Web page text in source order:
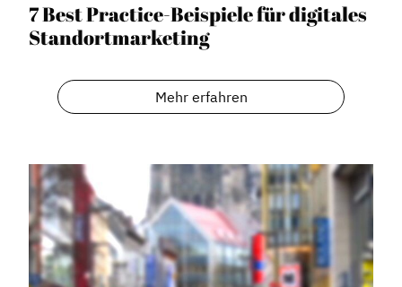
Dachverband
Geschichte des Dachverbandes
Mitglieder
Vorteile für Mitglieder
Veranstaltungen
Formate
7 Best Practice-Beispiele für digitales
Standortmarketing
Mehr erfahren